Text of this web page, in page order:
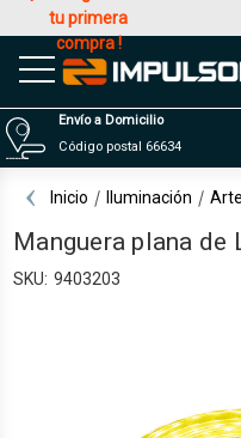
tu primera
compra !
Productos
Envío a Domicilio
Código postal 66634
Inicio Iluminación
Manguera plana de
SKU: 9403203